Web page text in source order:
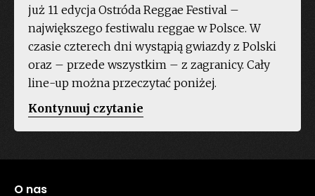
już 11 edycja Ostróda Reggae Festival –
największego festiwalu reggae w Polsce. W
czasie czterech dni wystąpią gwiazdy z Polski
oraz – przede wszystkim – z zagranicy. Cały
line-up można przeczytać poniżej.
Kontynuuj czytanie
Festival
O nas